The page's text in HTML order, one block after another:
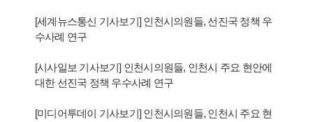
[세계뉴스통신 기사보기] 인천시의원들, 선진국 정책 우
수사례 연구
[시사일보 기사보기] 인천시의원들, 인천시 주요 현안에
대한 선진국 정책 우수사례 연구
[미디어투데이 기사보기] 인천시의원들, 인천시 주요 현